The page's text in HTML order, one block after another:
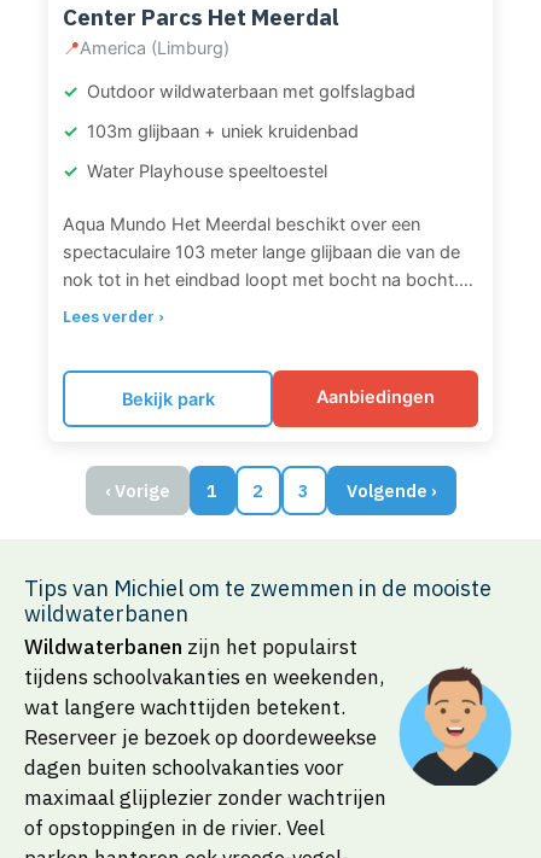
Center Parcs Het Meerdal
📍America (Limburg)
Outdoor wildwaterbaan met golfslagbad
103m glijbaan + uniek kruidenbad
Water Playhouse speeltoestel
Aqua Mundo Het Meerdal beschikt over een
spectaculaire 103 meter lange glijbaan die van de
nok tot in het eindbad loopt met bocht na bocht.
De outdoor wildwaterbaan biedt kolkende
kruidenbad waar kruiden aan het water zijn
toegevoegd. Het Water Playhouse vormt een waar
glijbanen voor kinderen. Verder is er een
golfslagbad, familieglijbaan, stroomversnelling,
vroege-vogel-zwemmen voor baby’s zijn mogelijk.
Lees verder ›
Bekijk park Aanbiedingen
‹ Vorige 1 2 3 Volgende ›
Tips van Michiel om te zwemmen in de mooiste
wildwaterbanen
Wildwaterbanen zijn het populairst
tijdens schoolvakanties en weekenden,
wat langere wachttijden betekent.
Reserveer je bezoek op doordeweekse
dagen buiten schoolvakanties voor
maximaal glijplezier zonder wachtrijen
of opstoppingen in de rivier. Veel